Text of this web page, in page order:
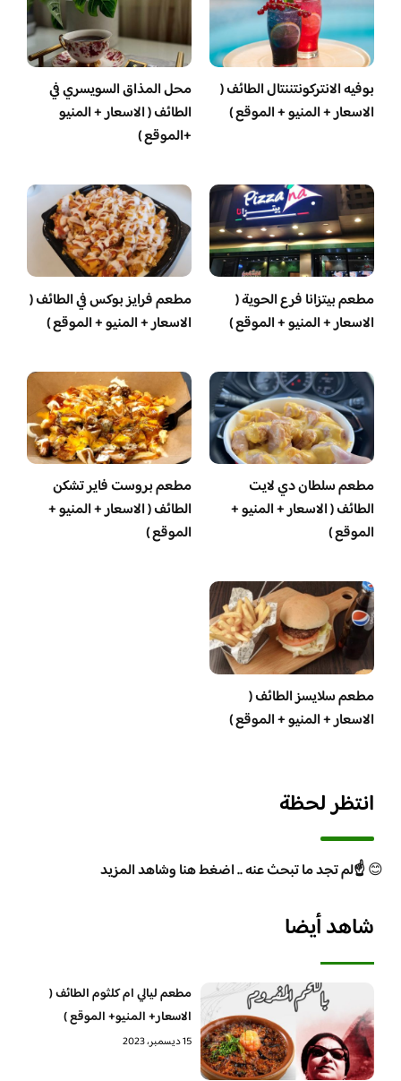
بوفيه الانتركونتننتال الطائف (
الاسعار + المنيو + الموقع )
محل المذاق السويسري في
الطائف ( الاسعار + المنيو
+الموقع )
مطعم بيتزانا فرع الحوية (
الاسعار + المنيو + الموقع )
مطعم فرايز بوكس في الطائف (
الاسعار + المنيو + الموقع )
مطعم سلطان دي لايت
الطائف ( الاسعار + المنيو +
الموقع )
مطعم بروست فاير تشكن
الطائف ( الاسعار + المنيو +
الموقع )
مطعم سلايسز الطائف (
الاسعار + المنيو + الموقع )
انتظر لحظة
😊☝️لم تجد ما تبحث عنه .. اضغط هنا وشاهد المزيد
شاهد أيضا
مطعم ليالي ام كلثوم الطائف (
الاسعار+ المنيو+ الموقع )
15 ديسمبر، 2023